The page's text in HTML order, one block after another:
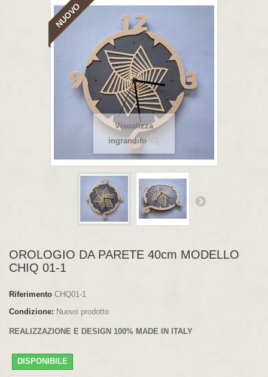
NUOVO
Visualizza
ingrandito
OROLOGIO DA PARETE 40cm MODELLO
CHIQ 01-1
Riferimento CHQ01-1
Condizione: Nuovo prodotto
REALIZZAZIONE E DESIGN 100% MADE IN ITALY
DISPONIBILE